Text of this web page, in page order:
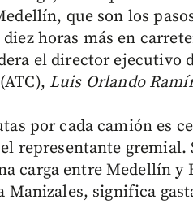
que son los
horas más en
el director ejecutivo
Luis Orlando
por cada camión es
representante gremial.
carga entre Medellín y
significa